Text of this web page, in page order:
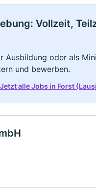
Vollzeit,
Ausbildung oder als
und bewerben.
Jetzt alle Jobs in Forst